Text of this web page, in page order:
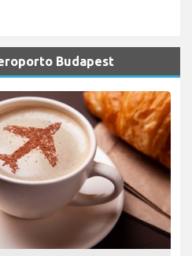
Budapest